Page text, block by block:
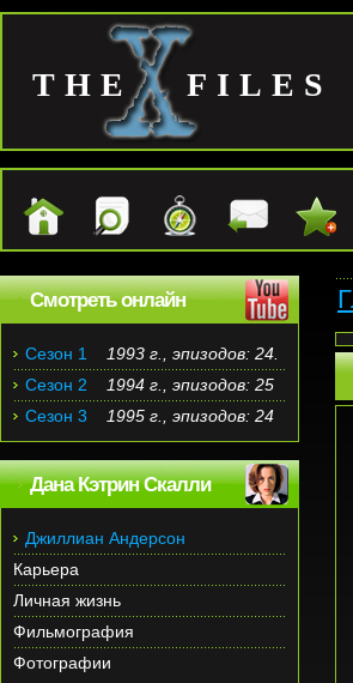
THE FILES
Смотреть онлайн
Сезон 1
1993 г., эпизодов: 24.
Сезон 2
1994 г., эпизодов: 25
Сезон 3
1995 г., эпизодов: 24
Дана Кэтрин Скалли
Джиллиан Андерсон
Карьера
Личная жизнь
Фильмография
Фотографии